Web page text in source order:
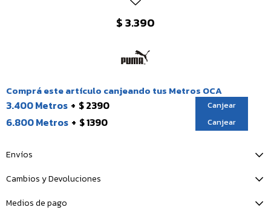
$3.390
Comprá este artículo canjeando tus Metros OCA
3.400 Metros $ 2390 Canjear
6.800 Metros $ 1390 Canjear
Envíos
Cambios y Devoluciones
Medios de pago